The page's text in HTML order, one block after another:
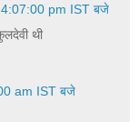
4:07:00 pm IST बजे
थी
am IST बजे